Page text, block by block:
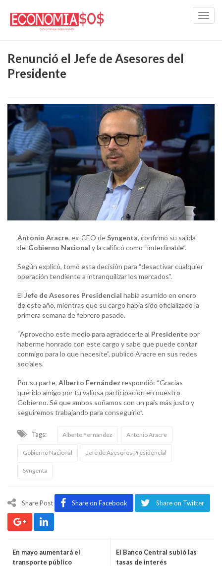
Renunció el Jefe de Asesores del
Presidente
Antonio Aracre, ex-CEO deSyngenta, confirmó su salida
del Gobierno Nacional y la calificó como “indeclinable”.
Según explicó, tomó esta decisión para “desactivar cualquier
operación tendiente a intranquilizar los mercados”.
El Jefe de Asesores Presidencial había asumido en enero
de este año, mientras que su cargo había sido oficializado la
primera semana de febrero pasado.
“Aprovecho este medio para agradecerle al Presidentepor
haberme honrado con este cargo y sabe que puede contar
conmigo para lo que necesite”, publicó Aracre en sus redes
sociales.
Por su parte, Alberto Fernández respondió: “Gracias
querido amigo por tu valiosa participación en nuestro
Gobierno. Sé que ambos soñamos con un país más justo y
seguiremos trabajando para conseguirlo”.
Tags: Alberto Fernández Antonio Aracre
Gobierno Nacional Jefe de Asesores Presidencial
Syngenta
Share Post Share on Facebook Share on Twitter
En mayo aumentará el
transporte público
El Banco Central subió las
tasas de interés